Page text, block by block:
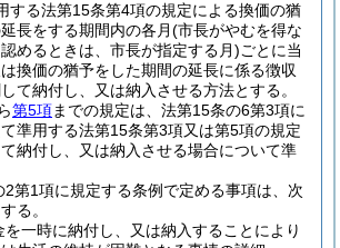
する法第15条第4項の規定による換価の猶
長をする期間内の各月(市長がやむを得な
めるときは、市長が指定する月)ごとに当
換価の猶予をした期間の延長に係る徴収
て納付し、又は納入させる方法とする。
第5項までの規定は、法第15条の6第3項に
準用する法第15条第3項又は第5項の規定
納付し、又は納入させる場合について準
第1項に規定する条例で定める事項は、次
る。
を一時に納付し、又は納入することにより